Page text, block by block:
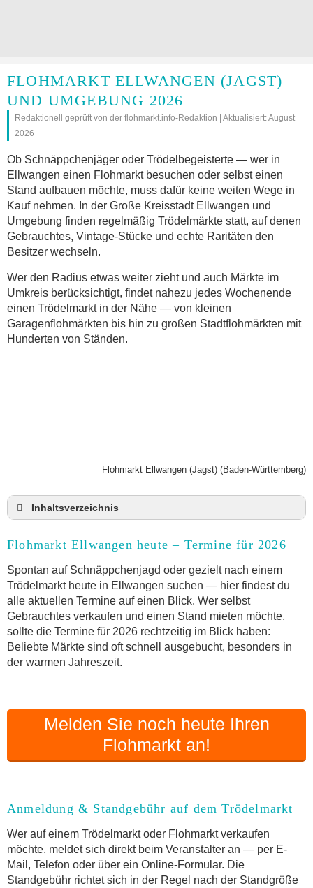
FLOHMARKT ELLWANGEN (JAGST)
UND UMGEBUNG 2026
Redaktionell geprüft von der flohmarkt.info-Redaktion | Aktualisiert: August
2026
Ob Schnäppchenjäger oder Trödelbegeisterte — wer in
Ellwangen einen Flohmarkt besuchen oder selbst einen
Stand aufbauen möchte, muss dafür keine weiten Wege in
Kauf nehmen. In der Große Kreisstadt Ellwangen und
Umgebung finden regelmäßig Trödelmärkte statt, auf denen
Gebrauchtes, Vintage-Stücke und echte Raritäten den
Besitzer wechseln.
Wer den Radius etwas weiter zieht und auch Märkte im
Umkreis berücksichtigt, findet nahezu jedes Wochenende
einen Trödelmarkt in der Nähe — von kleinen
Garagenflohmärkten bis hin zu großen Stadtflohmärkten mit
Hunderten von Ständen.
Flohmarkt Ellwangen (Jagst) (Baden-Württemberg)
Inhaltsverzeichnis
Anmeldung & Standgebühr auf dem Trödelmarkt
Online-Flohmarkt Ellwangen
Welche Trödelmarkt-Typen gibt es?
Aktuelle Flohmarkt-Termine für Ellwangen und
Umgebung
Kleinanzeigen Ellwangen als Alternative zum
Trödelmarkt
Flohmarkt-Termin melden
Flohmarkt Ellwangen heute – Termine für 2026
Spontan auf Schnäppchenjagd oder gezielt nach einem
Trödelmarkt heute in Ellwangen suchen — hier findest du
alle aktuellen Termine auf einen Blick. Wer selbst
Gebrauchtes verkaufen und einen Stand mieten möchte,
sollte die Termine für 2026 rechtzeitig im Blick haben:
Beliebte Märkte sind oft schnell ausgebucht, besonders in
der warmen Jahreszeit.
Melden Sie noch heute Ihren
Flohmarkt an!
Anmeldung & Standgebühr auf dem Trödelmarkt
Wer auf einem Trödelmarkt oder Flohmarkt verkaufen
möchte, meldet sich direkt beim Veranstalter an — per E-
Mail, Telefon oder über ein Online-Formular. Die
Standgebühr richtet sich in der Regel nach der Standgröße